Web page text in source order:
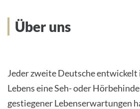
THE HOSPITAL
Über uns
Jeder zweite Deutsche entwickelt
Lebens eine Seh- oder
gestiegener Lebenserwartungen